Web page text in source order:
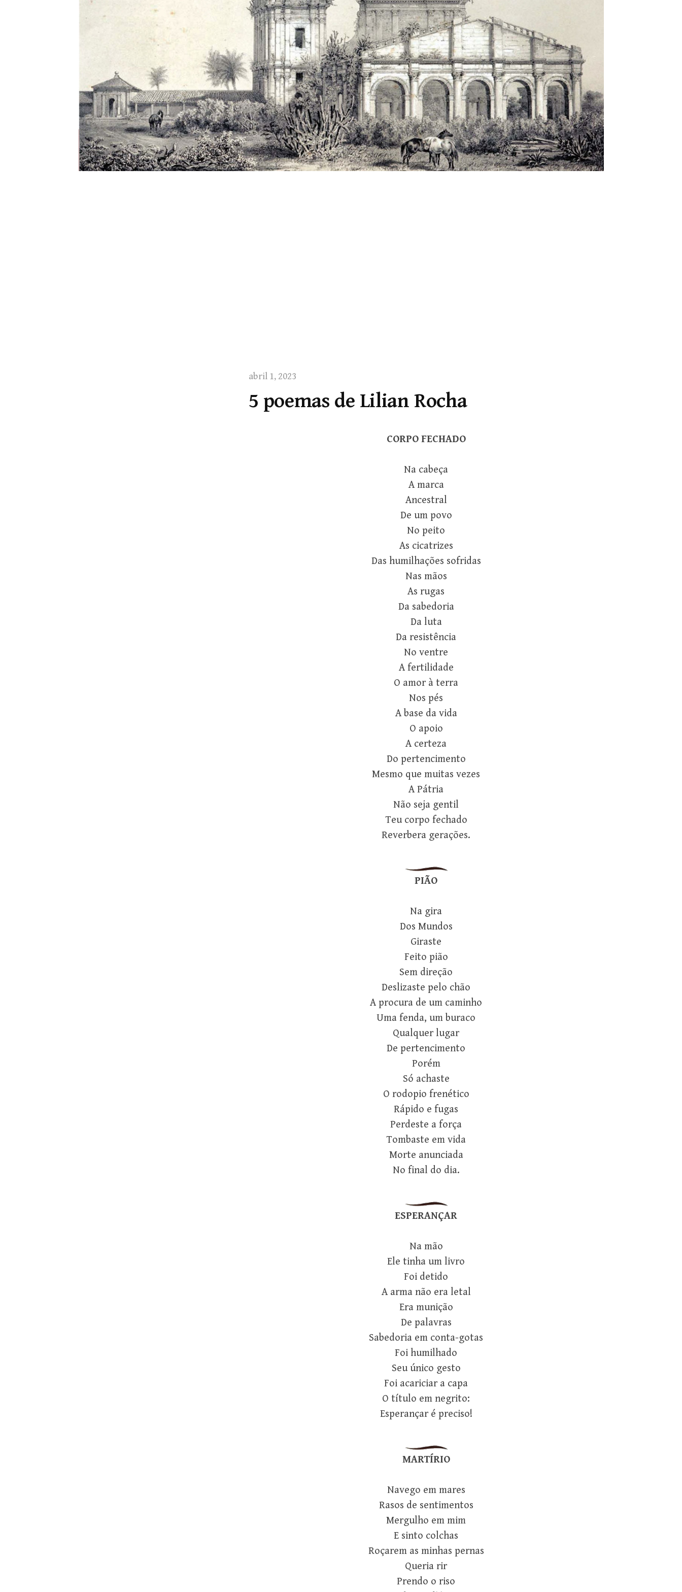
abril 1, 2023
5 poemas de Lilian Rocha
CORPO FECHADO
Na cabeça
A marca
Ancestral
De um povo
No peito
As cicatrizes
Das humilhações sofridas
Nas mãos
As rugas
Da sabedoria
Da luta
Da resistência
No ventre
A fertilidade
O amor à terra
Nos pés
A base da vida
O apoio
A certeza
Do pertencimento
Mesmo que muitas vezes
A Pátria
Não seja gentil
Teu corpo fechado
Reverbera gerações.
PIÃO
Na gira
Dos Mundos
Giraste
Feito pião
Sem direção
Deslizaste pelo chão
A procura de um caminho
Uma fenda, um buraco
Qualquer lugar
De pertencimento
Porém
Só achaste
O rodopio frenético
Rápido e fugas
Perdeste a força
Tombaste em vida
Morte anunciada
No final do dia.
ESPERANÇAR
Na mão
Ele tinha um livro
Foi detido
A arma não era letal
Era munição
De palavras
Sabedoria em conta-gotas
Foi humilhado
Seu único gesto
Foi acariciar a capa
O título em negrito:
Esperançar é preciso!
MARTÍRIO
Navego em mares
Rasos de sentimentos
Mergulho em mim
E sinto colchas
Roçarem as minhas pernas
Queria rir
Prendo o riso